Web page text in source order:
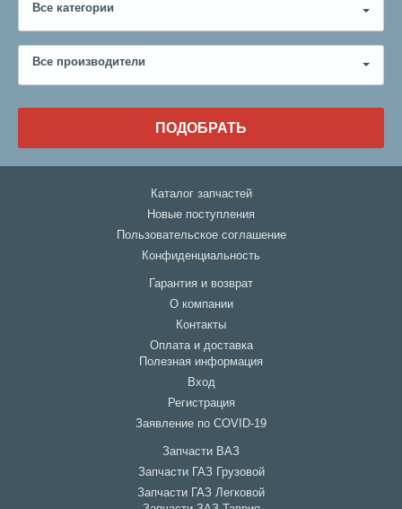
Все категории
Все производители
ПОДОБРАТЬ
Каталог запчастей
Новые поступления
Пользовательское соглашение
Конфиденциальность
Гарантия и возврат
О компании
Контакты
Оплата и доставка
Полезная информация
Вход
Регистрация
Заявление по COVID-19
Запчасти ВАЗ
Запчасти ГАЗ Грузовой
Запчасти ГАЗ Легковой